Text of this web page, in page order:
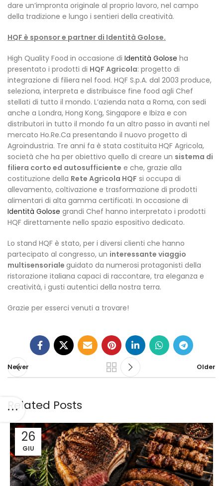
dare un’impronta originale al proprio lavoro, nel campo
della tradizione e lungo i sentieri della creatività.
HQF è sponsor e partner di Identità Golose.
High Quality Food in occasione di Identità Golose ha
presentato i prodotti di HQF Agricola: progetto di
integrazione di filiera nel food. HQF S.p.A. dal 2003 produce,
seleziona, interpreta e distribuisce fine food agli Chef
stellati di tutto il mondo. L’azienda nata a Roma, con sedi
anche a Londra, Hong Kong, Singapore e Ibiza e con
distributori in tutto il mondo fa un altro passo in avanti nel
mercato Ho.Re.Ca presentando il nuovo progetto di
Agroindustria. Tre anni fa è stata costituita HQF Agricola,
società che ha per obiettivo quello di creare un sistema di
filiera corto ed autosufficiente e che, grazie alla
costituzione della Rete Agricola HQF si occupa di
allevamento, coltivazione e trasformazione di prodotti
alimentari di alta gamma certificati. In occasione di
Identità Golose grandi Chef hanno interpretato i prodotti
HQF direttamente nello spazio espositivo dedicato.
Lo stand HQF è stato, per i diversi clienti che hanno
partecipato al congresso, un interessante viaggio
multisensoriale guidato da numerosi protagonisti della
ristorazione italiana capaci di raccontare, tra eleganza e
creatività, i gusti autentici della nostra terra.
Grazie per esserci venuti a trovare!
Newer Older
Related Posts
26
GIU